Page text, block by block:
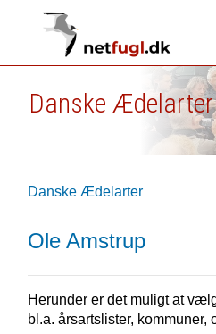
Danske Ædelarter
Danske Ædelarter
Ole Amstrup
Herunder er det muligt at
bl.a. årsartslister, kommuner,